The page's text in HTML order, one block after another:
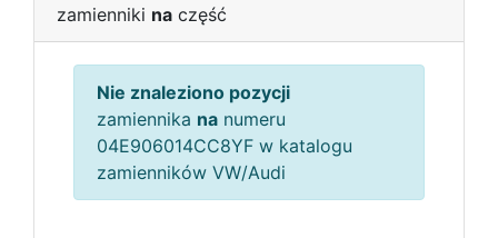
zamienniki na część
Nie znaleziono pozycji
zamiennika na numeru
04E906014CC8YF w katalogu
zamienników VW/Audi